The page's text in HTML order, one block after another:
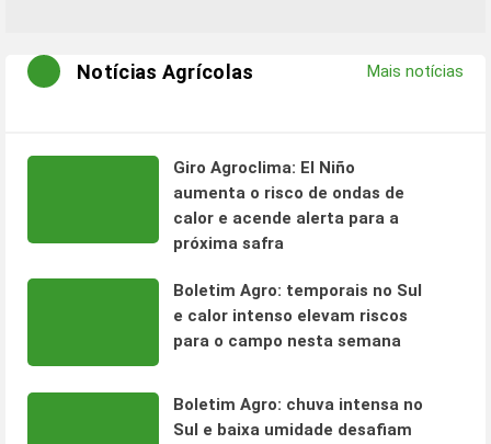
Notícias Agrícolas Mais notícias
Giro Agroclima: El Niño
aumenta o risco de ondas de
calor e acende alerta para a
próxima safra
Boletim Agro: temporais no Sul
e calor intenso elevam riscos
para o campo nesta semana
Boletim Agro: chuva intensa no
Sul e baixa umidade desafiam